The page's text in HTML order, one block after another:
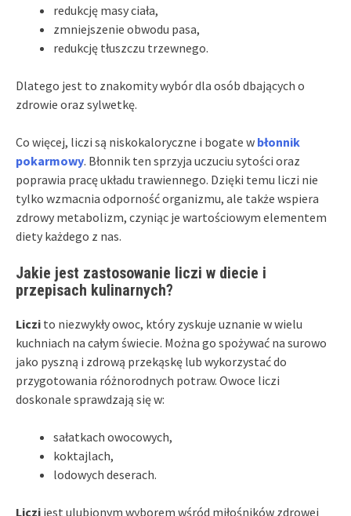
redukcję masy ciała,
zmniejszenie obwodu pasa,
redukcję tłuszczu trzewnego.
Dlatego jest to znakomity wybór dla osób dbających o
zdrowie oraz sylwetkę.
Co więcej, liczi są niskokaloryczne i bogate w błonnik
pokarmowy. Błonnik ten sprzyja uczuciu sytości oraz
poprawia pracę układu trawiennego. Dzięki temu liczi nie
tylko wzmacnia odporność organizmu, ale także wspiera
zdrowy metabolizm, czyniąc je wartościowym elementem
diety każdego z nas.
Jakie jest zastosowanie liczi w diecie i
przepisach kulinarnych?
Liczi to niezwykły owoc, który zyskuje uznanie w wielu
kuchniach na całym świecie. Można go spożywać na surowo
jako pyszną i zdrową przekąskę lub wykorzystać do
przygotowania różnorodnych potraw. Owoce liczi
doskonale sprawdzają się w:
sałatkach owocowych,
koktajlach,
lodowych deserach.
Liczi jest ulubionym wyborem wśród miłośników zdrowej